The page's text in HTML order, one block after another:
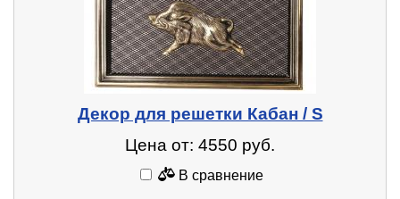
Декор для решетки Кабан / S
Цена от: 4550 руб.
В сравнение